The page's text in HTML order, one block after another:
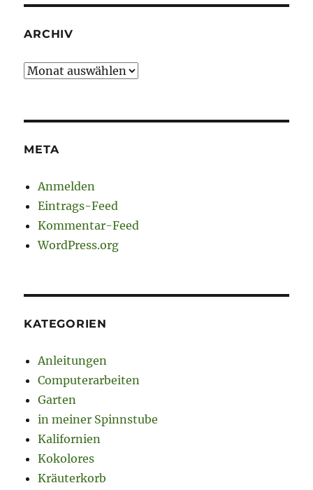
ARCHIV
Archiv
META
Anmelden
Eintrags-Feed
Kommentar-Feed
WordPress.org
KATEGORIEN
Anleitungen
Computerarbeiten
Garten
in meiner Spinnstube
Kalifornien
Kokolores
Kräuterkorb